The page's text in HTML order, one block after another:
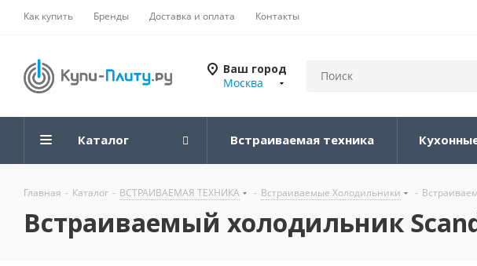
Как купить Бренды Доставка и оплата Контакты
Ваш город
Москва
Каталог Встраиваемая техника
Главная - Каталог - ВСТРАИВАЕМАЯ ТЕХНИКА - Встраиваемые Холодильники -
Встраиваемый холодильник